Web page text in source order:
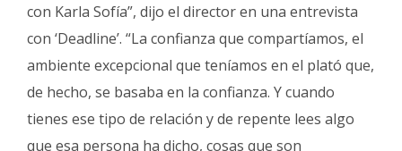
con Karla Sofía”, dijo el director en una entrevista
con ‘Deadline’. “La confianza que compartíamos, el
ambiente excepcional que teníamos en el plató que,
de hecho, se basaba en la confianza. Y cuando
tienes ese tipo de relación y de repente lees algo
que esa persona ha dicho, cosas que son